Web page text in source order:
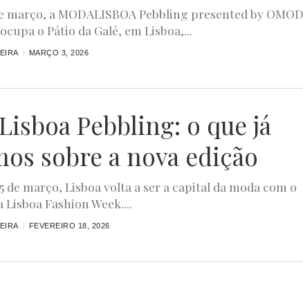
março, a MODALISBOA Pebbling presented by
o Pátio da Galé, em Lisboa,...
MARÇO 3, 2026
Pebbling: o que já
sobre a nova edição
de março, Lisboa volta a ser a capital da moda com o
Lisboa Fashion Week....
FEVEREIRO 18, 2026